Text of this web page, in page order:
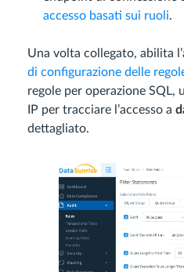
accesso basati sui ruoli.
Una volta collegato, abilita
di configurazione delle
regole per operazione SQL,
IP per tracciare l’accesso a
dettagliato.